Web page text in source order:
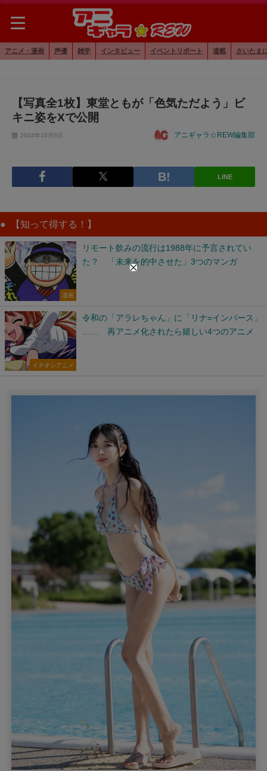
アニメ・漫画 声優 雑学 インタビュー イベントリポート 連載 さいたま
【写真全1枚】東堂ともが「色気ただよう」ビ
キニ姿をXで公開
2024年10月6日 アニギャラ☆REW編集部
LINE
【知って得する！】
漫画
リモート飲みの流行は1988年に予言されてい
た？ 「未来を的中させた」3つのマンガ
イチオシアニメ
令和の「アラレちゃん」に「リナ=インバース」
…… 再アニメ化されたら嬉しい4つのアニメ